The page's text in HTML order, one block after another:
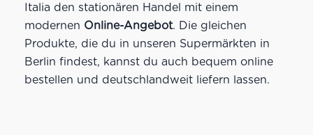
Italia den stationären Handel mit einem
modernen Online-Angebot. Die gleichen
Produkte, die du in unseren Supermärkten in
Berlin findest, kannst du auch bequem online
bestellen und deutschlandweit liefern lassen.